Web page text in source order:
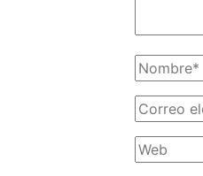
Nombre*
Correo
Web